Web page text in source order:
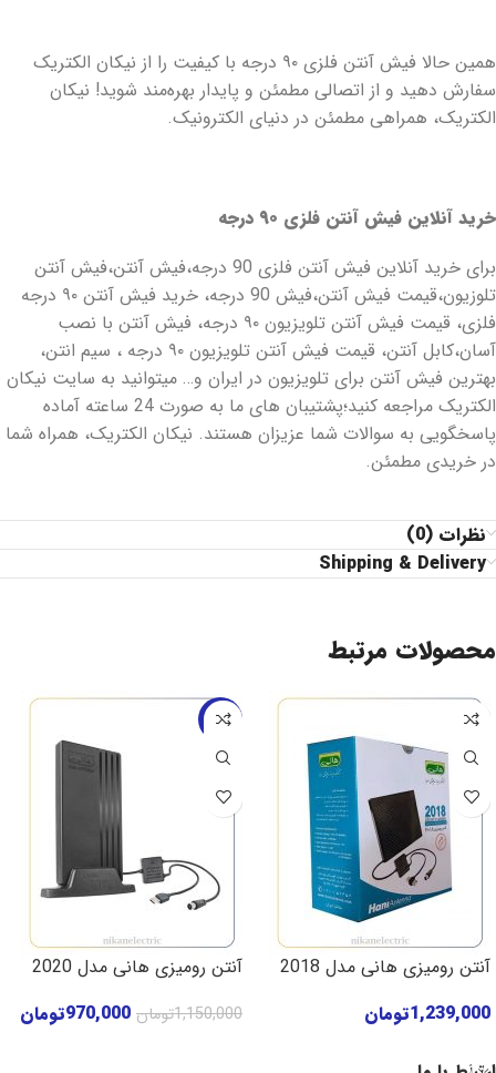
همین حالا فیش آنتن فلزی ۹۰ درجه با کیفیت را از نیکان الکتریک
سفارش دهید و از اتصالی مطمئن و پایدار بهره‌مند شوید! نیکان
الکتریک، همراهی مطمئن در دنیای الکترونیک.
خرید آنلاین فیش آنتن فلزی ۹۰ درجه
برای خرید آنلاین فیش آنتن فلزی 90 درجه،فیش آنتن،فیش آنتن
تلوزیون،قیمت فیش آنتن،فیش 90 درجه، خرید فیش آنتن ۹۰ درجه
فلزی، قیمت فیش آنتن تلویزیون ۹۰ درجه، فیش آنتن با نصب
آسان،کابل آنتن، قیمت فیش آنتن تلویزیون ۹۰ درجه ، سیم انتن،
بهترین فیش آنتن برای تلویزیون در ایران و… میتوانید به سایت نیکان
الکتریک مراجعه کنید؛پشتیبان های ما به صورت 24 ساعته آماده
پاسخگویی به سوالات شما عزیزان هستند. نیکان الکتریک، همراه شما
در خریدی مطمئن.
نظرات (0)
Shipping & Delivery
محصولات مرتبط
آنتن رومیزی هانی مدل 2018
1,239,000تومان
-16%
آنتن رومیزی هانی مدل 2020
1,150,000تومان 970,000تومان